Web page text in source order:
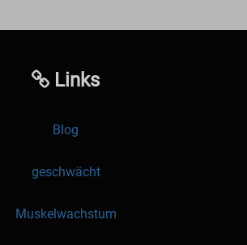
Links
Blog
geschwächt
Muskelwachstum